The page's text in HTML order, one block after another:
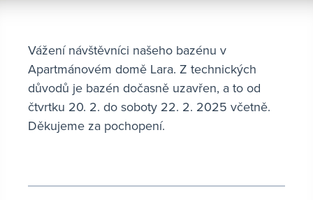
Vážení návštěvníci našeho bazénu v
Apartmánovém domě Lara. Z technických
důvodů je bazén dočasně uzavřen, a to od
čtvrtku 20. 2. do soboty 22. 2. 2025 včetně.
Děkujeme za pochopení.